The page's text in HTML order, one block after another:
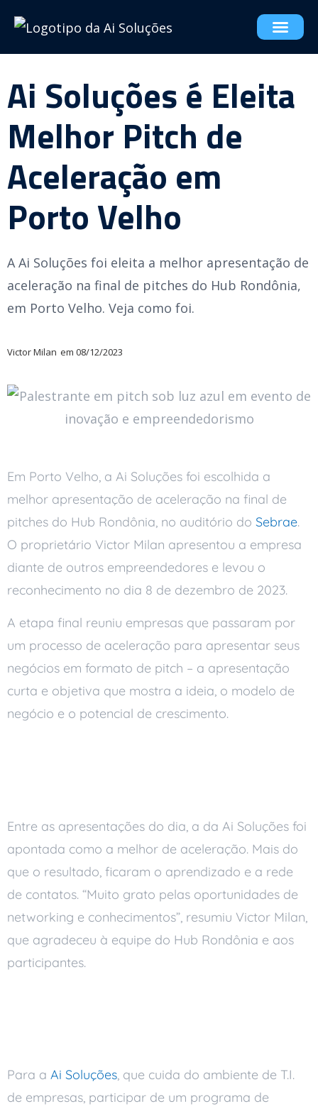
Ai Soluções é Eleita
Melhor Pitch de
Aceleração em
Porto Velho
A Ai Soluções foi eleita a melhor apresentação de
aceleração na final de pitches do Hub Rondônia,
em Porto Velho. Veja como foi.
Victor Milan em 08/12/2023
Em Porto Velho, a Ai Soluções foi escolhida a
melhor apresentação de aceleração na final de
pitches do Hub Rondônia, no auditório do Sebrae.
O proprietário Victor Milan apresentou a empresa
diante de outros empreendedores e levou o
reconhecimento no dia 8 de dezembro de 2023.
A etapa final reuniu empresas que passaram por
um processo de aceleração para apresentar seus
negócios em formato de pitch – a apresentação
curta e objetiva que mostra a ideia, o modelo de
negócio e o potencial de crescimento.
Entre as apresentações do dia, a da Ai Soluções foi
apontada como a melhor de aceleração. Mais do
que o resultado, ficaram o aprendizado e a rede
de contatos. “Muito grato pelas oportunidades de
networking e conhecimentos”, resumiu Victor Milan,
que agradeceu à equipe do Hub Rondônia e aos
participantes.
Para a Ai Soluções, que cuida do ambiente de T.I.
de empresas, participar de um programa de